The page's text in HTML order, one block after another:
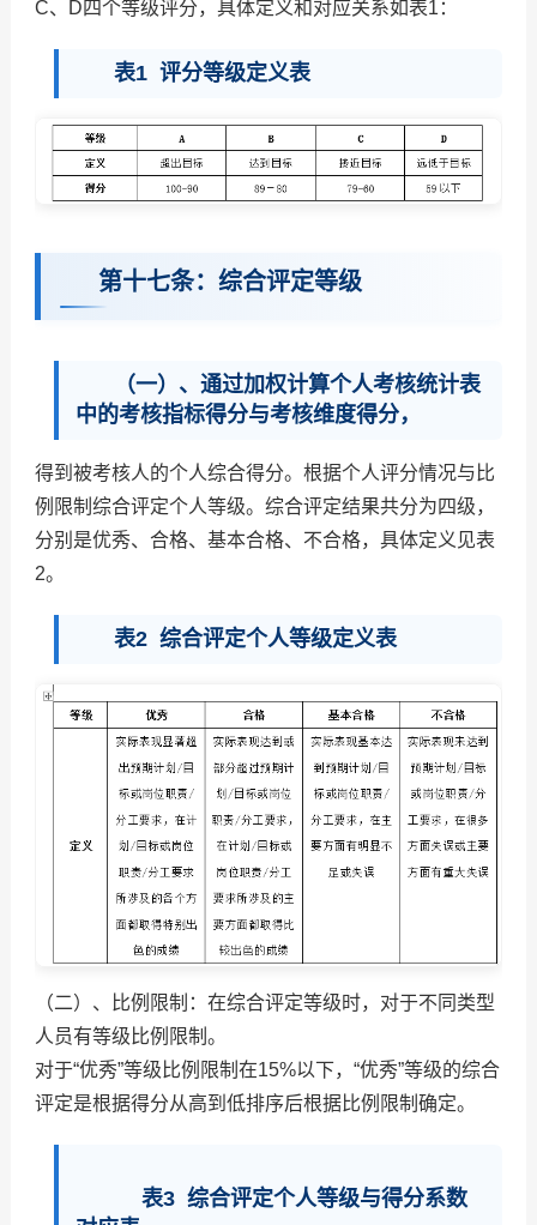
C、D四个等级评分，具体定义和对应关系如表1：
表1 评分等级定义表
第十七条：综合评定等级
（一）、通过加权计算个人考核统计表
中的考核指标得分与考核维度得分，
得到被考核人的个人综合得分。根据个人评分情况与比
例限制综合评定个人等级。综合评定结果共分为四级，
分别是优秀、合格、基本合格、不合格，具体定义见表
2。
表2 综合评定个人等级定义表
（二）、比例限制：在综合评定等级时，对于不同类型
人员有等级比例限制。
对于“优秀”等级比例限制在15%以下，“优秀”等级的综合
评定是根据得分从高到低排序后根据比例限制确定。
表3 综合评定个人等级与得分系数